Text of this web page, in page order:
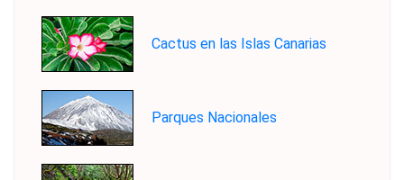
Cactus en las Islas Canarias
Parques Nacionales